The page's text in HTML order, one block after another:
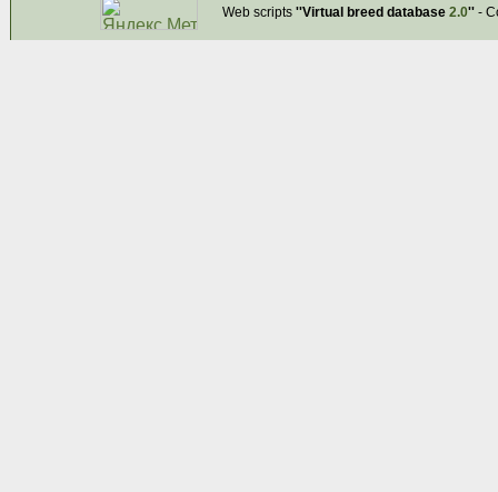
Web scripts ''Virtual breed database 2.0''-